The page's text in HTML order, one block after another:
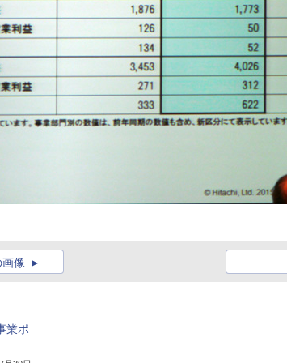
像
業ポ